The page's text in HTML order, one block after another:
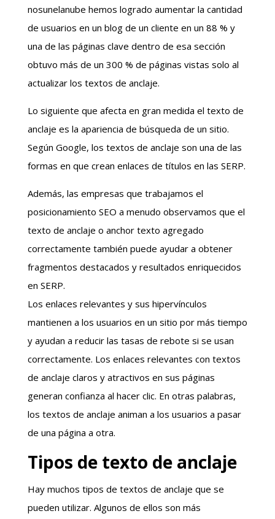
nosunelanube hemos logrado aumentar la cantidad
de usuarios en un blog de un cliente en un 88 % y
una de las páginas clave dentro de esa sección
obtuvo más de un 300 % de páginas vistas solo al
actualizar los textos de anclaje.
Lo siguiente que afecta en gran medida el texto de
anclaje es la apariencia de búsqueda de un sitio.
Según Google, los textos de anclaje son una de las
formas en que crean enlaces de títulos en las SERP.
Además, las empresas que trabajamos el
posicionamiento SEO a menudo observamos que el
texto de anclaje o anchor texto agregado
correctamente también puede ayudar a obtener
fragmentos destacados y resultados enriquecidos
en SERP.
Los enlaces relevantes y sus hipervínculos
mantienen a los usuarios en un sitio por más tiempo
y ayudan a reducir las tasas de rebote si se usan
correctamente. Los enlaces relevantes con textos
de anclaje claros y atractivos en sus páginas
generan confianza al hacer clic. En otras palabras,
los textos de anclaje animan a los usuarios a pasar
de una página a otra.
Tipos de texto de anclaje
Hay muchos tipos de textos de anclaje que se
pueden utilizar. Algunos de ellos son más